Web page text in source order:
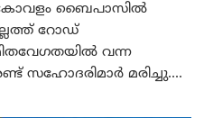
കോവളം ബൈപാസിൽ
റോഡ്
വന്ന
സഹോദരിമാർ മരിച്ചു....